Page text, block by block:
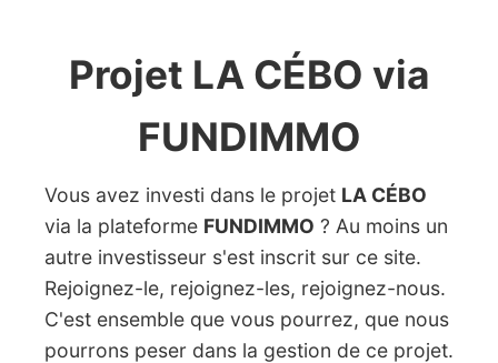
Projet LA CÉBO via
FUNDIMMO
Vous avez investi dans le projet LA CÉBO
via la plateforme FUNDIMMO ? Au moins un
autre investisseur s'est inscrit sur ce site.
Rejoignez-le, rejoignez-les, rejoignez-nous.
C'est ensemble que vous pourrez, que nous
pourrons peser dans la gestion de ce projet.